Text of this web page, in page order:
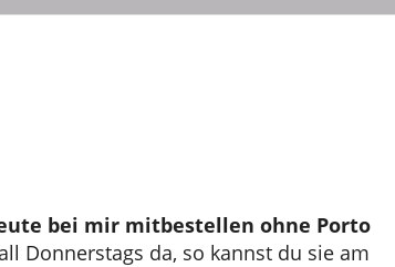
bei mir mitbestellen ohne Porto
Donnerstags da, so kannst du sie am